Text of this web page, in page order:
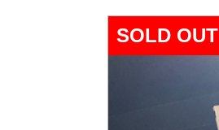
SOLD OUT